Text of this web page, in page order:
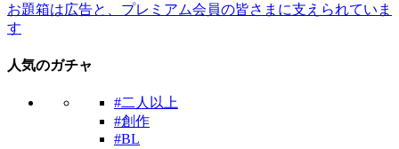
お題箱は広告と、プレミアム会員の皆さまに支えられていま
す
人気のガチャ
#二人以上
#創作
#BL